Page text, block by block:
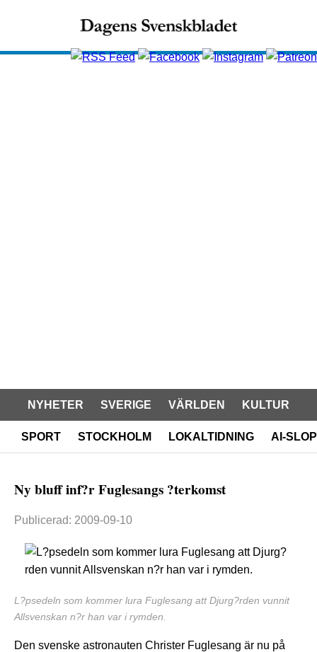
NYHETER SVERIGE VÄRLDEN KULTUR
SPORT STOCKHOLM LOKALTIDNING AI-SLOP
Ny bluff inf?r Fuglesangs ?terkomst
Publicerad: 2009-09-10
L?psedeln som kommer lura Fuglesang att Djurg?rden vunnit
Allsvenskan n?r han var i rymden.
Den svenske astronauten Christer Fuglesang är nu på